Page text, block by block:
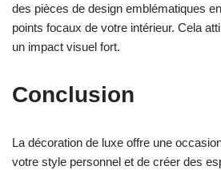
des pièces de design emblématiques
points focaux de votre intérieur. Cela
un impact visuel fort.
Conclusion
La décoration de luxe offre une
votre style personnel et de créer des